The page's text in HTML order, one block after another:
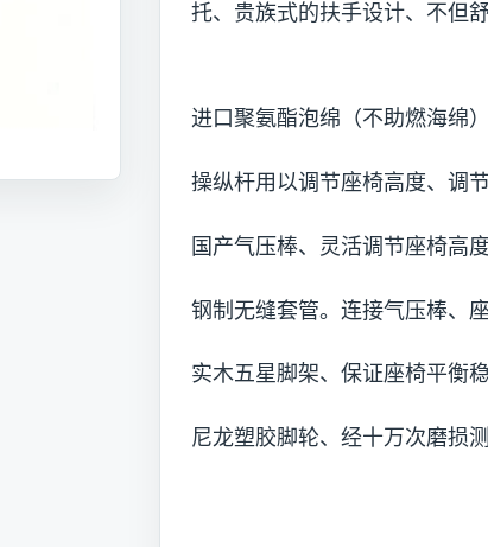
托、贵族式的扶手设计、不但
进口聚氨酯泡绵（不助燃海绵）
操纵杆用以调节座椅高度、调
国产气压棒、灵活调节座椅高度
钢制无缝套管。连接气压棒、
实木五星脚架、保证座椅平衡
尼龙塑胶脚轮、经十万次磨损测